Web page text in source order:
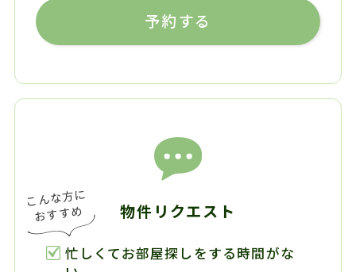
予約する
物件リクエスト
忙しくてお部屋探しをする時間がな